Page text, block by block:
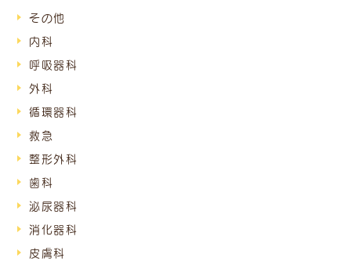
その他
内科
呼吸器科
外科
循環器科
救急
整形外科
歯科
泌尿器科
消化器科
皮膚科